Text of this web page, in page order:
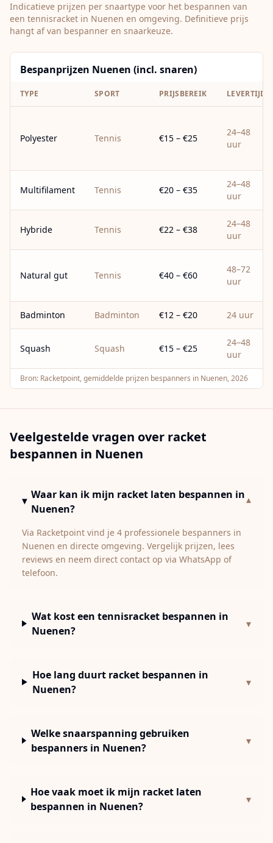
Indicatieve prijzen per snaartype voor het bespannen van
een tennisracket in Nuenen en omgeving. Definitieve prijs
hangt af van bespanner en snaarkeuze.
Bespanprijzen Nuenen (incl. snaren)
TYPE SPORT PRIJSBEREIK LEVERTIJD
Polyester Tennis €15 – €25
24–48
uur
Multifilament Tennis €20 – €35
24–48
uur
Hybride Tennis €22 – €38
24–48
uur
Natural gut Tennis €40 – €60
48–72
uur
Badminton Badminton €12 – €20 24 uur
Squash Squash €15 – €25
24–48
uur
Bron: Racketpoint, gemiddelde prijzen bespanners in Nuenen, 2026
Veelgestelde vragen over racket
bespannen in Nuenen
Waar kan ik mijn racket laten bespannen in
Nuenen?
▾
Via Racketpoint vind je 4 professionele bespanners in
Nuenen en directe omgeving. Vergelijk prijzen, lees
reviews en neem direct contact op via WhatsApp of
telefoon.
Wat kost een tennisracket bespannen in
Nuenen?
▾
Hoe lang duurt racket bespannen in
Nuenen?
▾
Welke snaarspanning gebruiken
bespanners in Nuenen?
▾
Hoe vaak moet ik mijn racket laten
bespannen in Nuenen?
▾